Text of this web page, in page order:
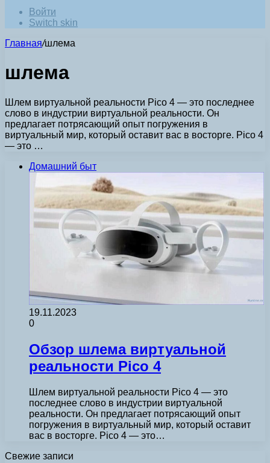
Войти
Switch skin
Главная/шлема
шлема
Шлем виртуальной реальности Pico 4 — это последнее
слово в индустрии виртуальной реальности. Он
предлагает потрясающий опыт погружения в
виртуальный мир, который оставит вас в восторге. Pico 4
— это …
Домашний быт
19.11.2023
0
Обзор шлема виртуальной
реальности Pico 4
Шлем виртуальной реальности Pico 4 — это
последнее слово в индустрии виртуальной
реальности. Он предлагает потрясающий опыт
погружения в виртуальный мир, который оставит
вас в восторге. Pico 4 — это…
Свежие записи